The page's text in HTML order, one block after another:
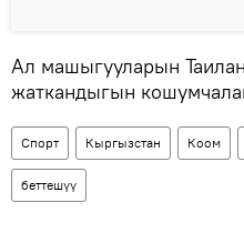
Ал машыгууларын
жаткандыгын
Спорт Кыргызстан Коом
беттешүү